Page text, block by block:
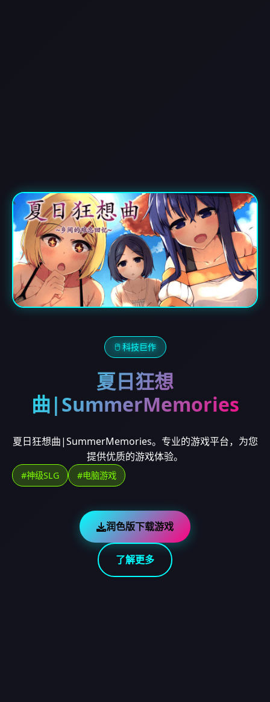
🖱️ 科技巨作
夏日狂想
曲|SummerMemories
夏日狂想曲|SummerMemories。专业的游戏平台，为您
提供优质的游戏体验。
#神级SLG #电脑游戏
润色版下载游戏
了解更多